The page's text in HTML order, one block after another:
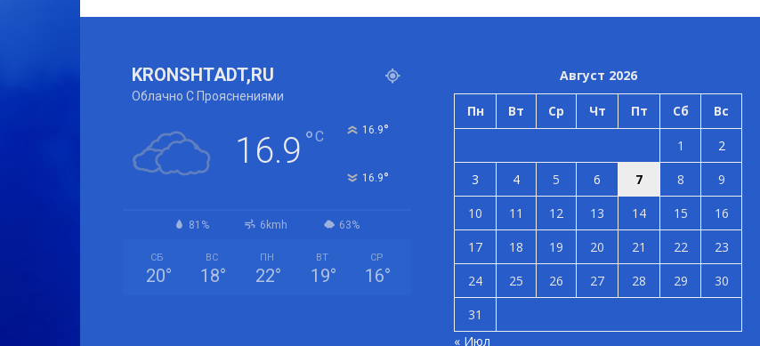
KRONSHTADT,RU
Облачно С Прояснениями
16.9 °C 16.9°
16.9°
81% 6kmh 63%
СБ
20°
ВС
18°
ПН
22°
ВТ
19°
СР
16°
Август 2026
Пн Вт Ср Чт Пт Сб Вс
1
2
3
4 5 6 7 8
9
10
11 12 13 14 15
16
17
18 19 20 21 22
23
24
25 26 27 28 29
30
31
« Июл